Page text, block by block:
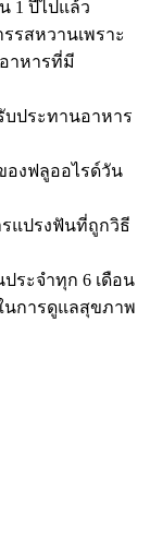
1 ปีไปแล้ว
รสหวานเพราะ
าหารที่มี
ประทานอาหาร
งฟลูออไรด์วัน
แปรงฟันที่ถูกวิธี
ระจำทุก 6 เดือน
นการดูแลสุขภาพ